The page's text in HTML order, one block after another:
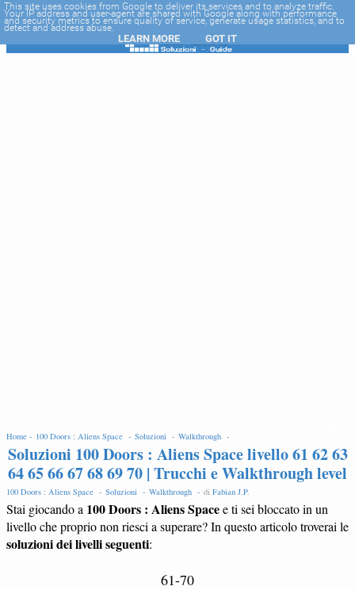
-->
Home - 100 Doors : Aliens Space - Soluzioni - Walkthrough -
Soluzioni 100 Doors : Aliens Space livello 61 62 63
64 65 66 67 68 69 70 | Trucchi e Walkthrough level
100 Doors : Aliens Space - Soluzioni - Walkthrough - di Fabian J.P.
Stai giocando a 100 Doors : Aliens Spacee ti sei bloccato in un
livello che proprio non riesci a superare? In questo articolo troverai le
soluzioni dei livelli seguenti:
61-70
This site uses cookies from Google to deliver its services and to analyze traffic.
Your IP address and user-agent are shared with Google along with performance
and security metrics to ensure quality of service, generate usage statistics, and to
detect and address abuse.
LEARN MORE GOT IT